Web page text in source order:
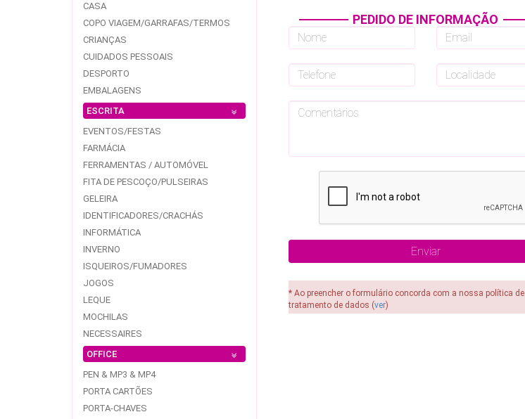
CASA
COPO VIAGEM/GARRAFAS/TERMOS
CRIANÇAS
CUIDADOS PESSOAIS
DESPORTO
EMBALAGENS
ESCRITA
EVENTOS/FESTAS
FARMÁCIA
FERRAMENTAS / AUTOMÓVEL
FITA DE PESCOÇO/PULSEIRAS
GELEIRA
IDENTIFICADORES/CRACHÁS
INFORMÁTICA
INVERNO
ISQUEIROS/FUMADORES
JOGOS
LEQUE
MOCHILAS
NECESSAIRES
OFFICE
PEN & MP3 & MP4
PORTA CARTÕES
PORTA-CHAVES
PEDIDO DE INFORMAÇÃO
* Ao preencher o formulário concorda com a nossa política de
tratamento de dados (ver)